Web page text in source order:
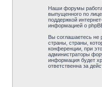
Наши форумы
выпущенного по
поддержкой
информацией о
Вы соглашаетесь не
страны, страны,
конференции, при
администраторы
информация будет
ответственна за